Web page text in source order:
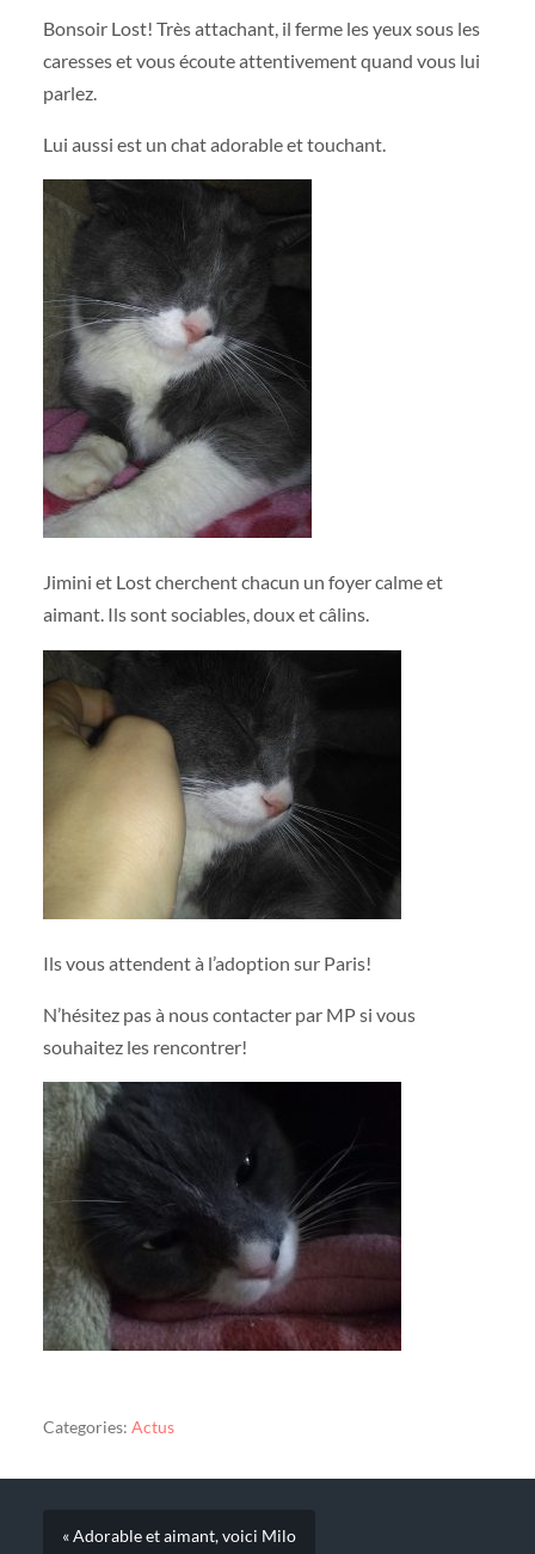
Bonsoir Lost! Très attachant, il ferme les yeux sous les
caresses et vous écoute attentivement quand vous lui
parlez.
Lui aussi est un chat adorable et touchant.
Jimini et Lost cherchent chacun un foyer calme et
aimant. Ils sont sociables, doux et câlins.
Ils vous attendent à l’adoption sur Paris!
N’hésitez pas à nous contacter par MP si vous
souhaitez les rencontrer!
Categories: Actus
« Adorable et aimant, voici Milo